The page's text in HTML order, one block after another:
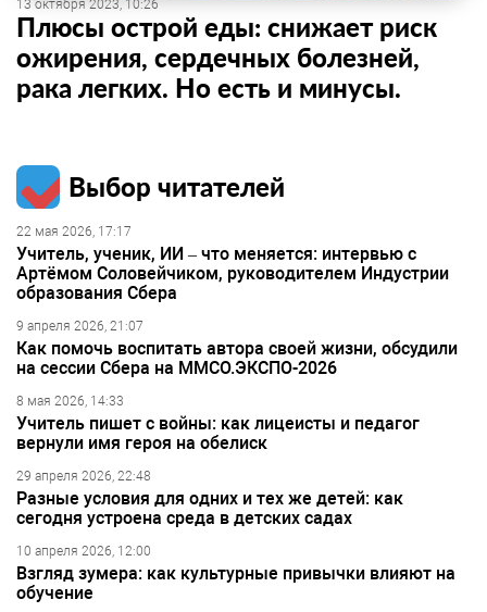
13 октября 2023, 10:26
Плюсы острой еды: снижает риск
ожирения, сердечных болезней,
рака легких. Но есть и минусы.
Выбор читателей
22 мая 2026, 17:17
Учитель, ученик, ИИ – что меняется: интервью с
Артёмом Соловейчиком, руководителем Индустрии
образования Сбера
9 апреля 2026, 21:07
Как помочь воспитать автора своей жизни, обсудили
на сессии Сбера на ММСО.ЭКСПО-2026
8 мая 2026, 14:33
Учитель пишет с войны: как лицеисты и педагог
вернули имя героя на обелиск
29 апреля 2026, 22:48
Разные условия для одних и тех же детей: как
сегодня устроена среда в детских садах
10 апреля 2026, 12:00
Взгляд зумера: как культурные привычки влияют на
обучение